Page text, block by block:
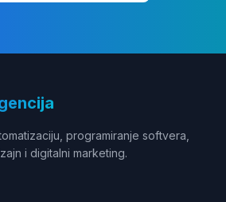
programiranje softvera,
i digitalni marketing.